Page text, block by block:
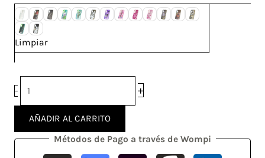
Limpiar
- +
AÑADIR AL CARRITO
Métodos de Pago a través de Wompi